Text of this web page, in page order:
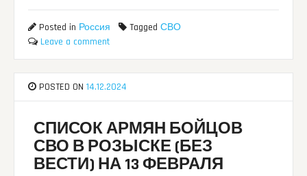
Posted in Россия TaggedСВО
Leave a comment
POSTED ON14.12.2024
СПИСОК АРМЯН БОЙЦОВ
СВО В РОЗЫСКЕ (БЕЗ
ВЕСТИ) НА 13 ФЕВРАЛЯ